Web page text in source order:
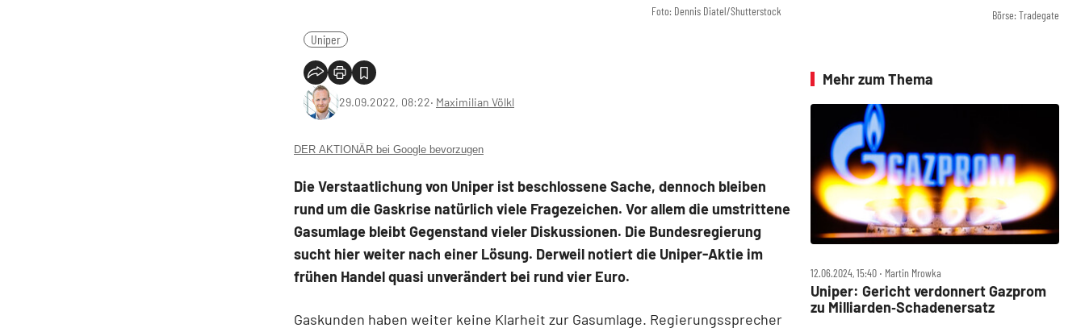
Foto: Dennis Diatel/Shutterstock
Uniper
29.09.2022, 08:22‧ Maximilian Völkl
DER AKTIONÄR bei Google bevorzugen
Die Verstaatlichung von Uniper ist beschlossene Sache, dennoch bleiben
rund um die Gaskrise natürlich viele Fragezeichen. Vor allem die umstrittene
Gasumlage bleibt Gegenstand vieler Diskussionen. Die Bundesregierung
sucht hier weiter nach einer Lösung. Derweil notiert die Uniper-Aktie im
frühen Handel quasi unverändert bei rund vier Euro.
Gaskunden haben weiter keine Klarheit zur Gasumlage. Regierungssprecher
Börse: Tradegate
Mehr zum Thema
12.06.2024, 15:40 ‧ Martin Mrowka
Uniper: Gericht verdonnert Gazprom
zu Milliarden‑Schadenersatz